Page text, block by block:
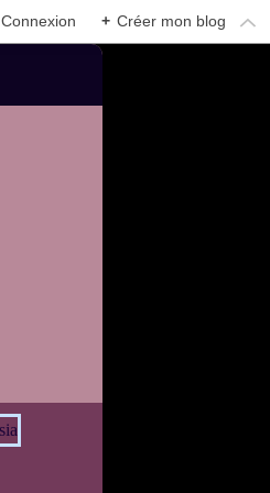
Connexion + Créer mon blog